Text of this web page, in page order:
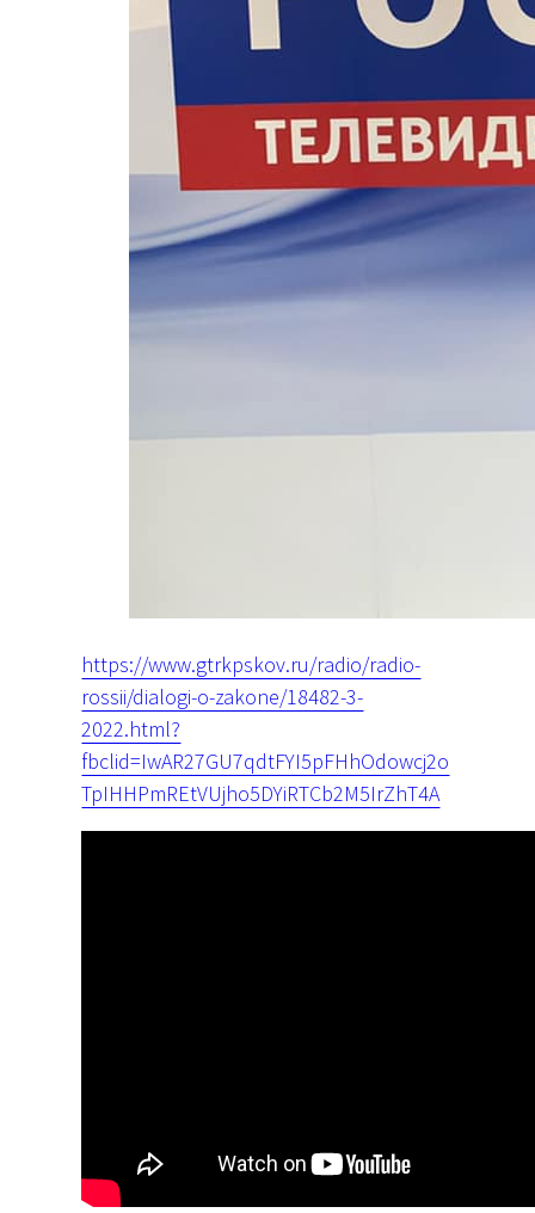
https://www.gtrkpskov.ru/radio/radio-
rossii/dialogi-o-zakone/18482-3-
2022.html?
fbclid=IwAR27GU7qdtFYI5pFHhOdowcj2o
TpIHHPmREtVUjho5DYiRTCb2M5IrZhT4A